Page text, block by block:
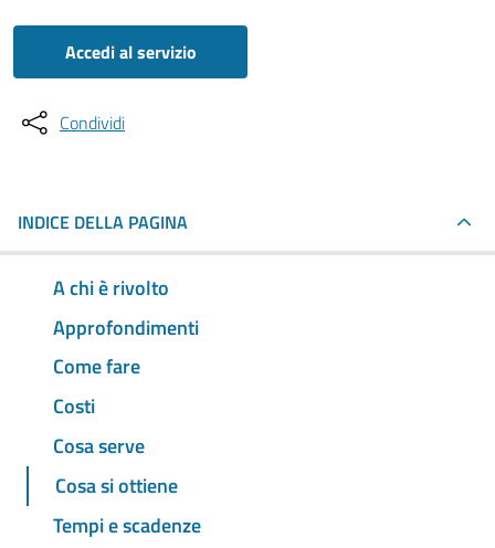
Accedi al servizio
Condividi
INDICE DELLA PAGINA
A chi è rivolto
Approfondimenti
Come fare
Costi
Cosa serve
Cosa si ottiene
Tempi e scadenze